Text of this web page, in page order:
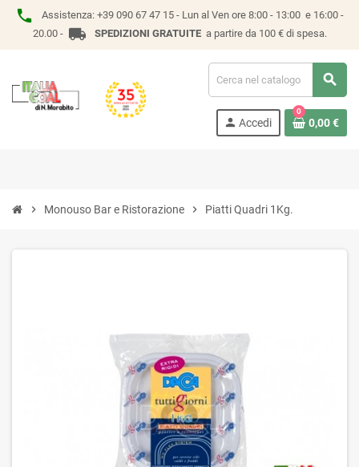
phone Assistenza: +39 090 67 47 15 - Lun al Ven ore 8:00 - 13:00 e 16:00 -
20.00 - local_shipping SPEDIZIONI GRATUITEa partire da 100 € di spesa.
search
person Accedi
0
0,00 €
chevron_right Monouso Bar e Ristorazione chevron_right Piatti Quadri 1Kg.